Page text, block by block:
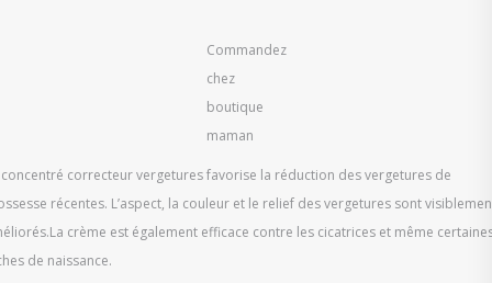
Commandez
chez
boutique
maman
concentré correcteur vergetures favorise la réduction des vergetures de
récentes. L’aspect, la couleur et le relief des vergetures sont
crème est également efficace contre les cicatrices et même
de naissance.